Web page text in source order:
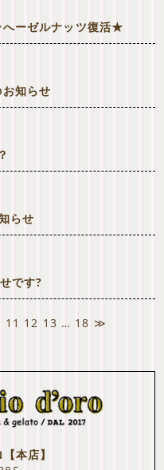
ーゼルナッツ復活★
知らせ
らせ
です?
11 12 13 … 18 ≫
本店】